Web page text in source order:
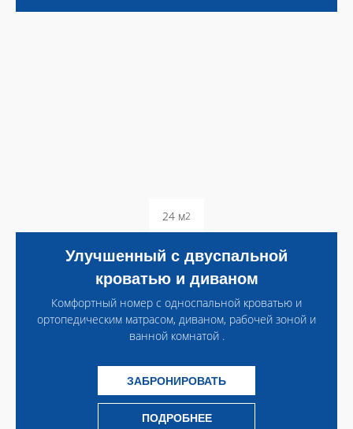
24 м2
Улучшенный с двуспальной
кроватью и диваном
Комфортный номер с односпальной кроватью и
ортопедическим матрасом, диваном, рабочей зоной и
ванной комнатой .
ЗАБРОНИРОВАТЬ
ПОДРОБНЕЕ